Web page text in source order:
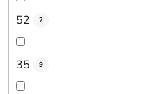
52 2
35 9